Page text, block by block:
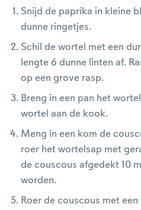
Snijd de paprika in kleine
dunne ringetjes.
Schil de wortel met een
lengte 6 dunne linten af.
op een grove rasp.
Breng in een pan het
wortel aan de kook.
Meng in een kom de
roer het wortelsap met
de couscous afgedekt 10
worden.
Roer de couscous met